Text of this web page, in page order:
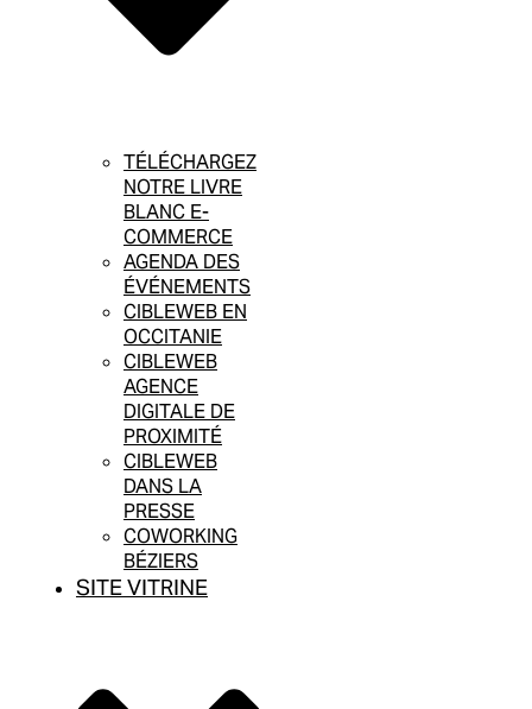
TÉLÉCHARGEZ
NOTRE LIVRE
BLANC E-
COMMERCE
AGENDA DES
ÉVÉNEMENTS
CIBLEWEB EN
OCCITANIE
CIBLEWEB
AGENCE
DIGITALE DE
PROXIMITÉ
CIBLEWEB
DANS LA
PRESSE
COWORKING
BÉZIERS
SITE VITRINE